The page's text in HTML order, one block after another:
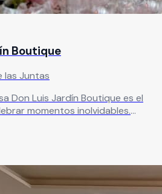
Boutique
las Juntas
Don Luis Jardín Boutique es el
momentos inolvidables.
la belleza de la
y calidez, creando un ambiente
memorable y hacer de tu
especial.Leer más